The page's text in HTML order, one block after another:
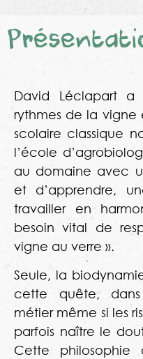
David Léclapart
rythmes de la vigne
scolaire classique
l’école
au domaine avec
et d’apprendre,
travailler en
besoin vital de
vigne au verre ».
Seule, la
cette quête,
métier même si les
parfois naître le
Cette